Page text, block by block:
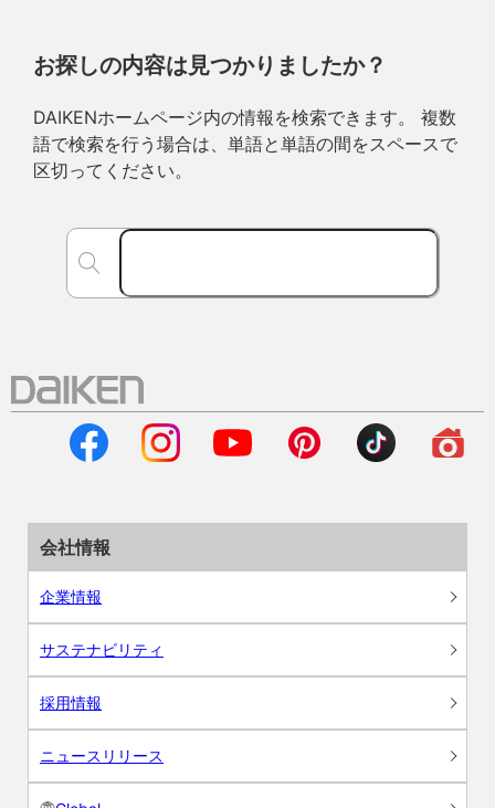
お探しの内容は見つかりましたか？
DAIKENホームページ内の情報を検索できます。 複数
語で検索を行う場合は、単語と単語の間をスペースで
区切ってください。
会社情報
企業情報
サステナビリティ
採用情報
ニュースリリース